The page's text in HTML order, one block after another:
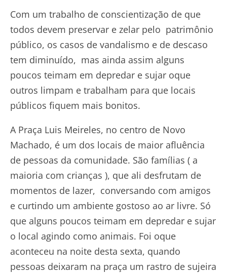
Com um trabalho de conscientização de que
todos devem preservar e zelar pelo patrimônio
público, os casos de vandalismo e de descaso
tem diminuído, mas ainda assim alguns
poucos teimam em depredar e sujar oque
outros limpam e trabalham para que locais
públicos fiquem mais bonitos.
A Praça Luis Meireles, no centro de Novo
Machado, é um dos locais de maior afluência
de pessoas da comunidade. São famílias ( a
maioria com crianças ), que ali desfrutam de
momentos de lazer, conversando com amigos
e curtindo um ambiente gostoso ao ar livre. Só
que alguns poucos teimam em depredar e sujar
o local agindo como animais. Foi oque
aconteceu na noite desta sexta, quando
pessoas deixaram na praça um rastro de sujeira